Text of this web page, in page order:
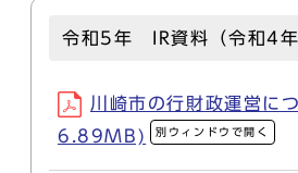
令和5年 IR資料（令和4年
川崎市の行財政運営に
6.89MB)
別ウィンドウで開く